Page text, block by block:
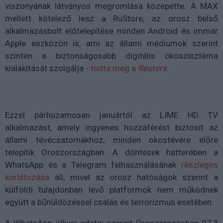
viszonyának látványos megromlása közepette. A MAX
mellett kötelező lesz a RuStore, az orosz belső
alkalmazásbolt előtelepítése minden Android és immár
Apple eszközön is, ami az állami médiumok szerint
szintén a biztonságosabb digitális ökoszisztéma
kialakítását szolgálja - tudta meg a Reuters
Ezzel párhuzamosan januártól az LIME HD TV
alkalmazást, amely ingyenes hozzáférést biztosít az
állami tévécsatornákhoz, minden okostévére előre
telepítik Oroszországban. A döntések hátterében a
WhatsApp és a Telegram felhasználásának részleges
korlátozása áll, mivel az orosz hatóságok szerint a
külföldi tulajdonban lévő platformok nem működnek
együtt a bűnüldözéssel csalás és terrorizmus esetében.